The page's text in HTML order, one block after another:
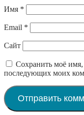
Имя *
Email *
Сайт
Сохранить моё имя,
последующих моих